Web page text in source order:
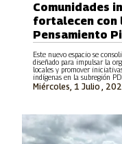
Este nuevo espacio se
diseñado para impulsar la
locales y promover
indígenas en la subregión
Miércoles, 1 Julio ,
Comunidades
fortalecen con
Pensamiento